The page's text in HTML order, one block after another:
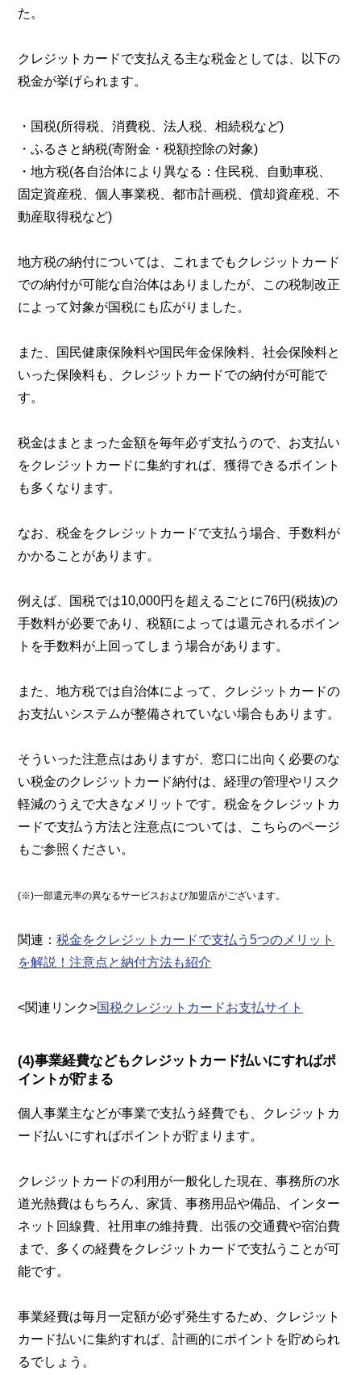
た。
クレジットカードで支払える主な税金としては、以下の
税金が挙げられます。
・国税(所得税、消費税、法人税、相続税など)
・ふるさと納税(寄附金・税額控除の対象)
・地方税(各自治体により異なる：住民税、自動車税、
固定資産税、個人事業税、都市計画税、償却資産税、不
動産取得税など)
地方税の納付については、これまでもクレジットカード
での納付が可能な自治体はありましたが、この税制改正
によって対象が国税にも広がりました。
また、国民健康保険料や国民年金保険料、社会保険料と
いった保険料も、クレジットカードでの納付が可能で
す。
税金はまとまった金額を毎年必ず支払うので、お支払い
をクレジットカードに集約すれば、獲得できるポイント
も多くなります。
なお、税金をクレジットカードで支払う場合、手数料が
かかることがあります。
例えば、国税では10,000円を超えるごとに76円(税抜)の
手数料が必要であり、税額によっては還元されるポイン
トを手数料が上回ってしまう場合があります。
また、地方税では自治体によって、クレジットカードの
お支払いシステムが整備されていない場合もあります。
そういった注意点はありますが、窓口に出向く必要のな
い税金のクレジットカード納付は、経理の管理やリスク
軽減のうえで大きなメリットです。税金をクレジットカ
ードで支払う方法と注意点については、こちらのページ
もご参照ください。
(※)一部還元率の異なるサービスおよび加盟店がございます。
関連：税金をクレジットカードで支払う5つのメリット
を解説！注意点と納付方法も紹介
<関連リンク>国税クレジットカードお支払サイト
(4)事業経費などもクレジットカード払いにすればポ
イントが貯まる
個人事業主などが事業で支払う経費でも、クレジットカ
ード払いにすればポイントが貯まります。
クレジットカードの利用が一般化した現在、事務所の水
道光熱費はもちろん、家賃、事務用品や備品、インター
ネット回線費、社用車の維持費、出張の交通費や宿泊費
まで、多くの経費をクレジットカードで支払うことが可
能です。
事業経費は毎月一定額が必ず発生するため、クレジット
カード払いに集約すれば、計画的にポイントを貯められ
るでしょう。